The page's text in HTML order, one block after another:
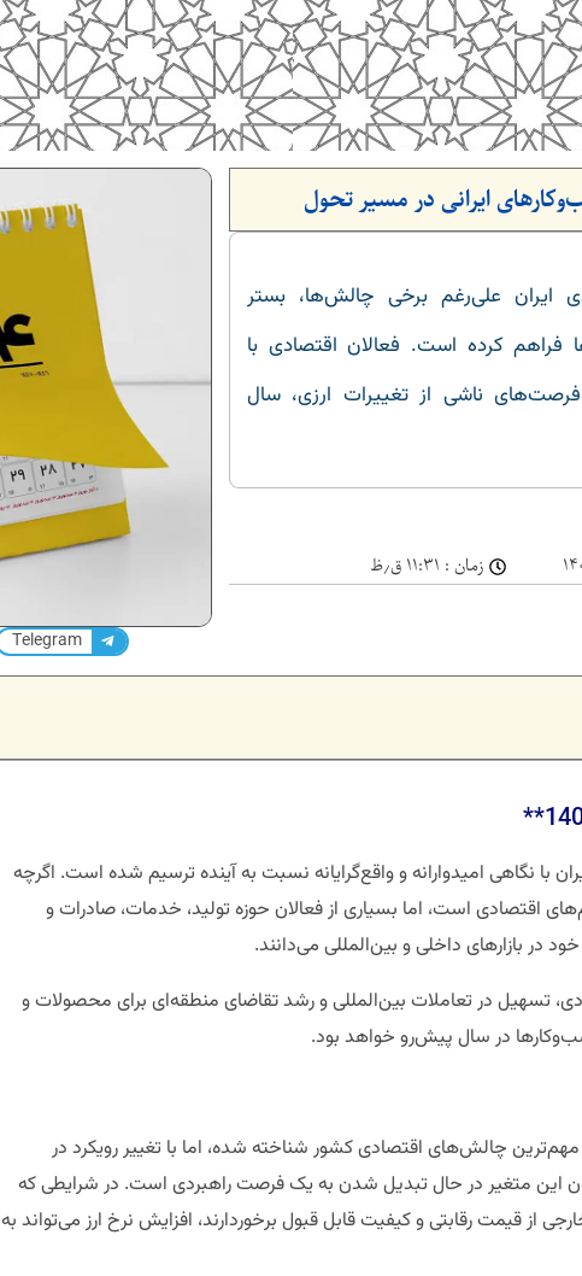
ایران علی‌رغم برخی چالش‌ها، بستر
فراهم کرده است. فعالان اقتصادی با
ناشی از تغییرات ارزی، سال
زمان : ۱۱:۳۱ ق٫ظ
Telegram
با نگاهی امیدوارانه و واقع‌گرایانه نسبت به آینده ترسیم شده است. اگرچه
اقتصادی است، اما بسیاری از فعالان حوزه تولید، خدمات، صادرات و
در بازارهای داخلی و بین‌المللی می‌دانند.
تسهیل در تعاملات بین‌المللی و رشد تقاضای منطقه‌ای برای محصولات و
در سال پیش‌رو خواهد بود.
چالش‌های اقتصادی کشور شناخته شده، اما با تغییر رویکرد در
این متغیر در حال تبدیل شدن به یک فرصت راهبردی است. در شرایطی که
از قیمت رقابتی و کیفیت قابل قبول برخوردارند، افزایش نرخ ارز می‌تواند به